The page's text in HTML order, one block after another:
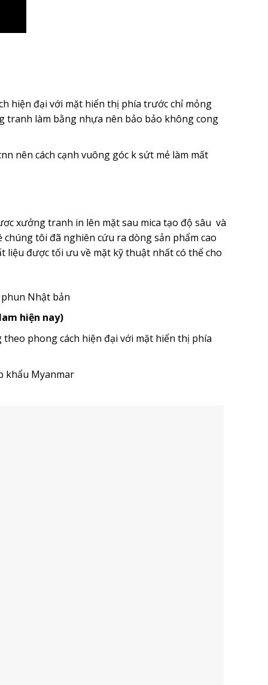
hiện đại với mặt hiển thị phía trước chỉ mỏng
tranh làm bằng nhựa nên bảo bảo không cong
nên cách cạnh vuông góc k sứt mẻ làm mất
xưởng tranh in lên mặt sau mica tạo độ sâu và
tôi đã nghiên cứu ra dòng sản phẩm cao
liệu được tối ưu về mặt kỹ thuật nhất có thể cho
Nhật bản
hiện nay)
phong cách hiện đại với mặt hiển thị phía
khẩu Myanmar